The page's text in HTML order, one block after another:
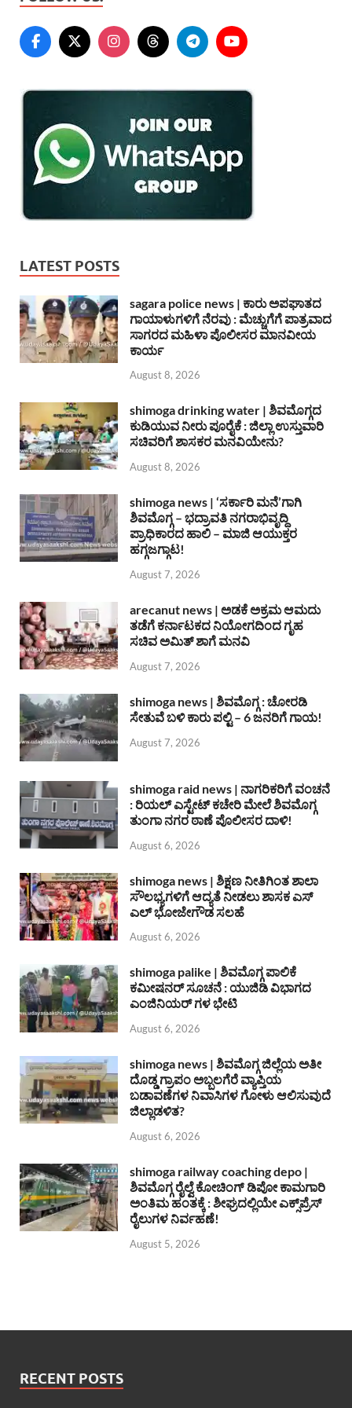
LATEST POSTS
sagara police news | ಕಾರು ಅಪಘಾತದ
ಗಾಯಾಳುಗಳಿಗೆ ನೆರವು : ಮೆಚ್ಚುಗೆಗೆ ಪಾತ್ರವಾದ
ಸಾಗರದ ಮಹಿಳಾ ಪೊಲೀಸರ ಮಾನವೀಯ
ಕಾರ್ಯ
August 8, 2026
shimoga drinking water | ಶಿವಮೊಗ್ಗದ
ಕುಡಿಯುವ ನೀರು ಪೂರೈಕೆ : ಜಿಲ್ಲಾ ಉಸ್ತುವಾರಿ
ಸಚಿವರಿಗೆ ಶಾಸಕರ ಮನವಿಯೇನು?
August 8, 2026
shimoga news | ‘ಸರ್ಕಾರಿ ಮನೆ’ಗಾಗಿ
ಶಿವಮೊಗ್ಗ – ಭದ್ರಾವತಿ ನಗರಾಭಿವೃದ್ದಿ
ಪ್ರಾಧಿಕಾರದ ಹಾಲಿ – ಮಾಜಿ ಆಯುಕ್ತರ
ಹಗ್ಗಜಗ್ಗಾಟ!
August 7, 2026
arecanut news | ಅಡಕೆ ಅಕ್ರಮ ಆಮದು
ತಡೆಗೆ ಕರ್ನಾಟಕದ ನಿಯೋಗದಿಂದ ಗೃಹ
ಸಚಿವ ಅಮಿತ್ ಶಾಗೆ ಮನವಿ
August 7, 2026
shimoga news | ಶಿವಮೊಗ್ಗ : ಚೋರಡಿ
ಸೇತುವೆ ಬಳಿ ಕಾರು ಪಲ್ಟಿ – 6 ಜನರಿಗೆ ಗಾಯ!
August 7, 2026
shimoga raid news | ನಾಗರಿಕರಿಗೆ ವಂಚನೆ
: ರಿಯಲ್ ಎಸ್ಟೇಟ್ ಕಚೇರಿ ಮೇಲೆ ಶಿವಮೊಗ್ಗ
ತುಂಗಾ ನಗರ ಠಾಣೆ ಪೊಲೀಸರ ದಾಳಿ!
August 6, 2026
shimoga news | ಶಿಕ್ಷಣ ನೀತಿಗಿಂತ ಶಾಲಾ
ಸೌಲಭ್ಯಗಳಿಗೆ ಆದ್ಯತೆ ನೀಡಲು ಶಾಸಕ ಎಸ್
ಎಲ್ ಭೋಜೇಗೌಡ ಸಲಹೆ
August 6, 2026
shimoga palike | ಶಿವಮೊಗ್ಗ ಪಾಲಿಕೆ
ಕಮೀಷನರ್ ಸೂಚನೆ : ಯುಜಿಡಿ ವಿಭಾಗದ
ಎಂಜಿನಿಯರ್ ಗಳ ಭೇಟಿ
August 6, 2026
shimoga news | ಶಿವಮೊಗ್ಗ ಜಿಲ್ಲೆಯ ಅತೀ
ದೊಡ್ಡ ಗ್ರಾಪಂ ಅಬ್ಬಲಗೆರೆ ವ್ಯಾಪ್ತಿಯ
ಬಡಾವಣೆಗಳ ನಿವಾಸಿಗಳ ಗೋಳು ಆಲಿಸುವುದೆ
ಜಿಲ್ಲಾಡಳಿತ?
August 6, 2026
shimoga railway coaching depo |
ಶಿವಮೊಗ್ಗ ರೈಲ್ವೆ ಕೋಚಿಂಗ್ ಡಿಪೋ ಕಾಮಗಾರಿ
ಅಂತಿಮ ಹಂತಕ್ಕೆ : ಶೀಘ್ರದಲ್ಲಿಯೇ ಎಕ್ಸ್‌ಪ್ರೆಸ್
ರೈಲುಗಳ ನಿರ್ವಹಣೆ!
August 5, 2026
RECENT POSTS